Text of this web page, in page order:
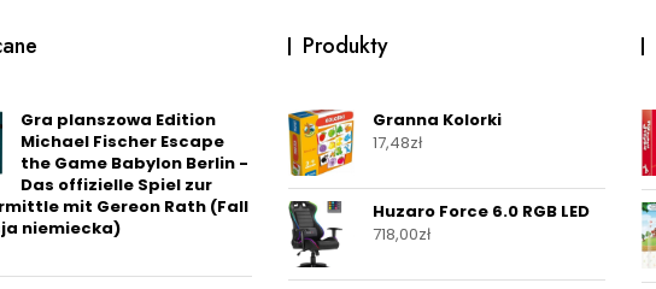
Gra planszowa Edition
Michael Fischer Escape
the Game Babylon Berlin -
Das offizielle Spiel zur
mit Gereon Rath (Fall
niemiecka)
Produkty
Granna Kolorki
17,48zł
Huzaro Force 6.0 RGB LED
718,00zł